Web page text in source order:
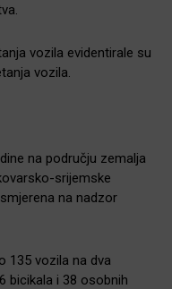
vozila evidentirale su
vozila.
na području zemalja
srijemske
na nadzor
135 vozila na dva
bicikala i 38 osobnih